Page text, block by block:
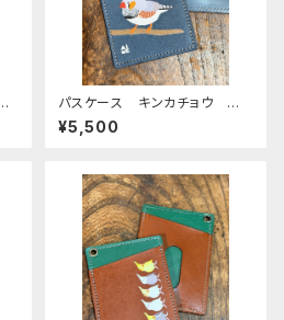
パスケース キンカチョウ ネ
イビー ブラウン 栃木レザー
¥5,500